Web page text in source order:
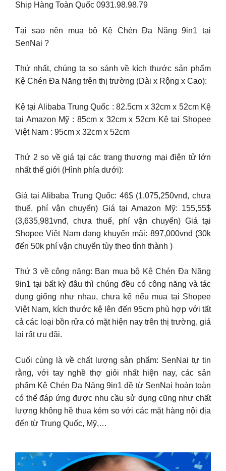
Ship Hàng Toàn Quốc 0931.98.98.79
Tại sao nên mua bộ Kệ Chén Đa Năng 9in1 tại
SenNai ?
Thứ nhất, chúng ta so sánh về kích thước sản phẩm
Kệ Chén Đa Năng trên thị trường (Dài x Rộng x Cao):
Kệ tại Alibaba Trung Quốc : 82.5cm x 32cm x 52cm Kệ
tại Amazon Mỹ : 85cm x 32cm x 52cm Kệ tại Shopee
Việt Nam : 95cm x 32cm x 52cm
Thứ 2 so về giá tại các trang thương mại điện tử lớn
nhất thế giới (Hình phía dưới):
Giá tại Alibaba Trung Quốc: 46$ (1,075,250vnđ, chưa
thuế, phí vận chuyển) Giá tại Amazon Mỹ: 155,55$
(3,635,981vnđ, chưa thuế, phí vận chuyển) Giá tại
Shopee Việt Nam đang khuyến mãi: 897,000vnđ (30k
đến 50k phí vận chuyển tùy theo tỉnh thành )
Thứ 3 về công năng: Bạn mua bộ Kệ Chén Đa Năng
9in1 tại bất kỳ đâu thì chúng đều có công năng và tác
dụng giống như nhau, chưa kể nếu mua tại Shopee
Việt Nam, kích thước kệ lên đến 95cm phù hợp với tất
cả các loại bồn rửa có mặt hiện nay trên thị trường, giá
lại rất ưu đãi.
Cuối cùng là về chất lượng sản phẩm: SenNai tự tin
rằng, với tay nghề thợ giỏi nhất hiện nay, các sản
phẩm Kệ Chén Đa Năng 9in1 đề từ SenNai hoàn toàn
có thể đáp ứng được nhu cầu sử dụng cũng như chất
lượng không hề thua kém so với các mặt hàng nội địa
đến từ Trung Quốc, Mỹ,…